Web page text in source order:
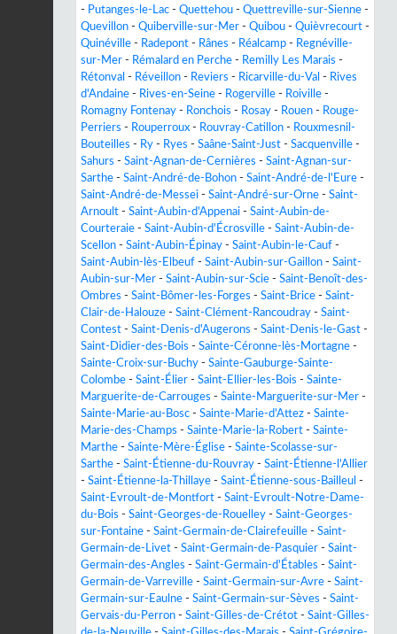
- Putanges-le-Lac - Quettehou - Quettreville-sur-Sienne -
Quevillon - Quiberville-sur-Mer - Quibou - Quièvrecourt -
Quinéville - Radepont - Rânes - Réalcamp - Regnéville-
sur-Mer - Rémalard en Perche - Remilly Les Marais -
Rétonval - Réveillon - Reviers - Ricarville-du-Val - Rives
d'Andaine - Rives-en-Seine - Rogerville - Roiville -
Romagny Fontenay - Ronchois - Rosay - Rouen - Rouge-
Perriers - Rouperroux - Rouvray-Catillon - Rouxmesnil-
Bouteilles - Ry - Ryes - Saâne-Saint-Just - Sacquenville -
Sahurs - Saint-Agnan-de-Cernières - Saint-Agnan-sur-
Sarthe - Saint-André-de-Bohon - Saint-André-de-l'Eure -
Saint-André-de-Messei - Saint-André-sur-Orne - Saint-
Arnoult - Saint-Aubin-d'Appenai - Saint-Aubin-de-
Courteraie - Saint-Aubin-d'Écrosville - Saint-Aubin-de-
Scellon - Saint-Aubin-Épinay - Saint-Aubin-le-Cauf -
Saint-Aubin-lès-Elbeuf - Saint-Aubin-sur-Gaillon - Saint-
Aubin-sur-Mer - Saint-Aubin-sur-Scie - Saint-Benoît-des-
Ombres - Saint-Bômer-les-Forges - Saint-Brice - Saint-
Clair-de-Halouze - Saint-Clément-Rancoudray - Saint-
Contest - Saint-Denis-d'Augerons - Saint-Denis-le-Gast -
Saint-Didier-des-Bois - Sainte-Céronne-lès-Mortagne -
Sainte-Croix-sur-Buchy - Sainte-Gauburge-Sainte-
Colombe - Saint-Élier - Saint-Ellier-les-Bois - Sainte-
Marguerite-de-Carrouges - Sainte-Marguerite-sur-Mer -
Sainte-Marie-au-Bosc - Sainte-Marie-d'Attez - Sainte-
Marie-des-Champs - Sainte-Marie-la-Robert - Sainte-
Marthe - Sainte-Mère-Église - Sainte-Scolasse-sur-
Sarthe - Saint-Étienne-du-Rouvray - Saint-Étienne-l'Allier
- Saint-Étienne-la-Thillaye - Saint-Étienne-sous-Bailleul -
Saint-Evroult-de-Montfort - Saint-Evroult-Notre-Dame-
du-Bois - Saint-Georges-de-Rouelley - Saint-Georges-
sur-Fontaine - Saint-Germain-de-Clairefeuille - Saint-
Germain-de-Livet - Saint-Germain-de-Pasquier - Saint-
Germain-des-Angles - Saint-Germain-d'Étables - Saint-
Germain-de-Varreville - Saint-Germain-sur-Avre - Saint-
Germain-sur-Eaulne - Saint-Germain-sur-Sèves - Saint-
Gervais-du-Perron - Saint-Gilles-de-Crétot - Saint-Gilles-